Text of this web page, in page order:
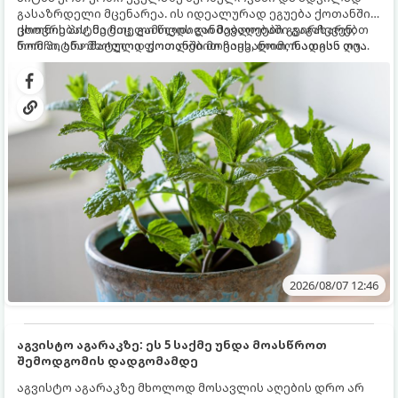
გასაზრდელი მცენარეა. ის იდეალურად ეგუება ქოთანში
ცხოვრებას, მეტიც, გამოცდილი მებაღეები გვირჩევენ,
რომ პიტნა მხოლოდ ქოთანში მოვიყვანოთ, რადგან ღია
გრუნტში (ბაღში) დარგვისას ის ფესვებით ძალიან
სწრაფად ვრცელდება და სხვა მცენარეებს ავიწროებს.
ქოთნის პიტნა მთელი წლის განმავლობაში გაგახარებთ
ნორჩი, არომატული ფოთლებით ჩაის, ლიმონათისა თუ
კერძებისთვის.
2026/08/07 12:46
აგვისტო აგარაკზე: ეს 5 საქმე უნდა მოასწროთ
შემოდგომის დადგომამდე
აგვისტო აგარაკზე მხოლოდ მოსავლის აღების დრო არ